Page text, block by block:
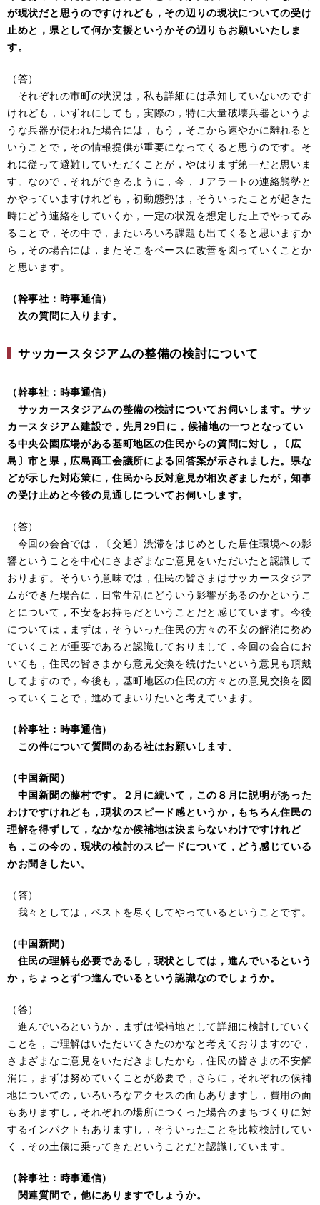
が現状だと思うのですけれども，その辺りの現状についての受け
止めと，県として何か支援というかその辺りもお願いいたしま
す。
（答）
それぞれの市町の状況は，私も詳細には承知していないのです
けれども，いずれにしても，実際の，特に大量破壊兵器というよ
うな兵器が使われた場合には，もう，そこから速やかに離れると
いうことで，その情報提供が重要になってくると思うのです。そ
れに従って避難していただくことが，やはりまず第一だと思いま
す。なので，それができるように，今，Ｊアラートの連絡態勢と
かやっていますけれども，初動態勢は，そういったことが起きた
時にどう連絡をしていくか，一定の状況を想定した上でやってみ
ることで，その中で，またいろいろ課題も出てくると思いますか
ら，その場合には，またそこをベースに改善を図っていくことか
と思います。
（幹事社：時事通信）
次の質問に入ります。
サッカースタジアムの整備の検討について
（幹事社：時事通信）
サッカースタジアムの整備の検討についてお伺いします。サッ
カースタジアム建設で，先月29日に，候補地の一つとなってい
る中央公園広場がある基町地区の住民からの質問に対し，〔広
島〕市と県，広島商工会議所による回答案が示されました。県な
どが示した対応策に，住民から反対意見が相次ぎましたが，知事
の受け止めと今後の見通しについてお伺いします。
（答）
今回の会合では，〔交通〕渋滞をはじめとした居住環境への影
響ということを中心にさまざまなご意見をいただいたと認識して
おります。そういう意味では，住民の皆さまはサッカースタジア
ムができた場合に，日常生活にどういう影響があるのかというこ
とについて，不安をお持ちだということだと感じています。今後
については，まずは，そういった住民の方々の不安の解消に努め
ていくことが重要であると認識しておりまして，今回の会合にお
いても，住民の皆さまから意見交換を続けたいという意見も頂戴
してますので，今後も，基町地区の住民の方々との意見交換を図
っていくことで，進めてまいりたいと考えています。
（幹事社：時事通信）
この件について質問のある社はお願いします。
（中国新聞）
中国新聞の藤村です。２月に続いて，この８月に説明があった
わけですけれども，現状のスピード感というか，もちろん住民の
理解を得ずして，なかなか候補地は決まらないわけですけれど
も，この今の，現状の検討のスピードについて，どう感じている
かお聞きしたい。
（答）
我々としては，ベストを尽くしてやっているということです。
（中国新聞）
住民の理解も必要であるし，現状としては，進んでいるという
か，ちょっとずつ進んでいるという認識なのでしょうか。
（答）
進んでいるというか，まずは候補地として詳細に検討していく
ことを，ご理解はいただいてきたのかなと考えておりますので，
さまざまなご意見をいただきましたから，住民の皆さまの不安解
消に，まずは努めていくことが必要で，さらに，それぞれの候補
地についての，いろいろなアクセスの面もありますし，費用の面
もありますし，それぞれの場所につくった場合のまちづくりに対
するインパクトもありますし，そういったことを比較検討してい
く，その土俵に乗ってきたということだと認識しています。
（幹事社：時事通信）
関連質問で，他にありますでしょうか。